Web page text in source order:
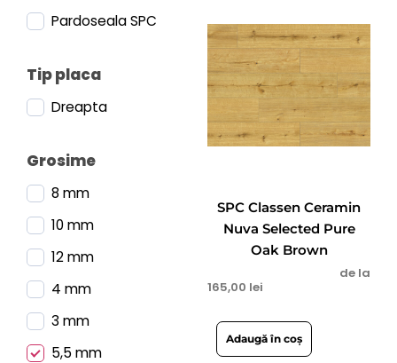
Pardoseala SPC
Tip placa
Dreapta
Grosime
8 mm
10 mm
12 mm
4 mm
3 mm
5,5 mm
SPC Classen Ceramin
Nuva Selected Pure
Oak Brown
de la
165,00 lei
Adaugă în coș